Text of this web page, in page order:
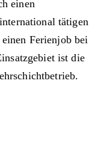
einen
tätigen
Ferienjob bei
ist die